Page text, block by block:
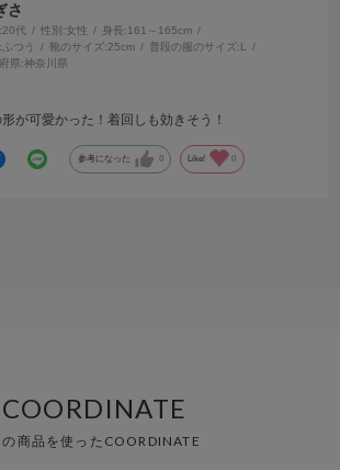
さ
20代 性別:女性 身長:161～165cm
ふつう 靴のサイズ:25cm 普段の服のサイズ:L
県:神奈川県
が可愛かった！着回しも効きそう！
参考になった 0 Like! 0
COORDINATE
の商品を使ったCOORDINATE